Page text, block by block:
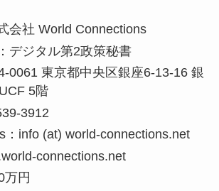
会社 World Connections
デジタル第2政策秘書
0061 東京都中央区銀座6-13-16 銀
5階
3912
：info (at) world-connections.net
connections.net
万円